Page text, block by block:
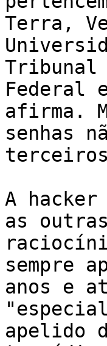
Terra,
Tribunal
Federal
afirma.
senhas
A hacker
as
sempre
anos e
apelido